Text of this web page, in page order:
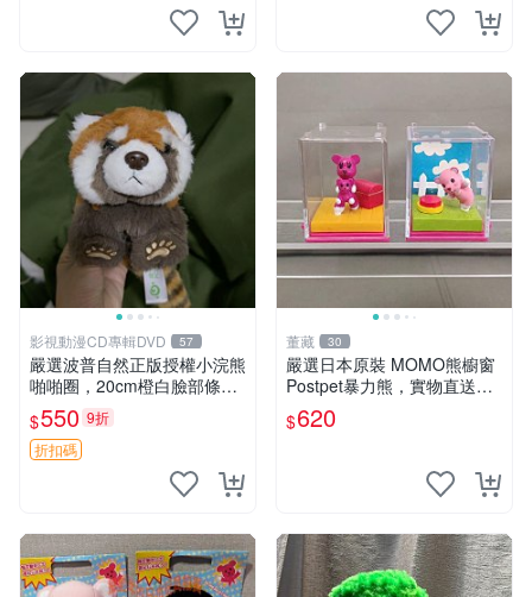
影視動漫CD專輯DVD 57
嚴選波普自然正版授權小浣熊
啪啪圈，20cm橙白臉部條紋
清晰，毛絨超萌贈品推薦。
小浣熊 波普 圈環
$550 9折
折扣碼
董藏 30
嚴選日本原裝 MOMO熊櫥窗
Postpet暴力熊，實物直送新
臺灣。MOMO熊 暴力熊 熊貓
櫥窗
$620